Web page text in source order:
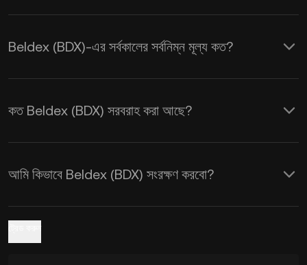
এক্সচেঞ্জ হারগুলি পেতে KuCoin ক্যালকুলেটর ব্যবহার
Beldex (BDX)-এর সর্বকালের সর্বনিম্ন মূল্য কত?
কত Beldex (BDX) সরবরাহ করা আছে?
আমি কিভাবে Beldex (BDX) সংরক্ষণ করবো?